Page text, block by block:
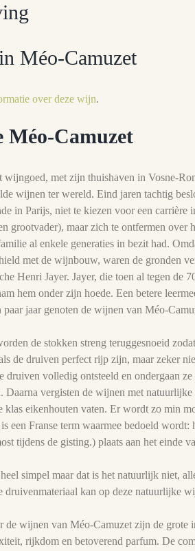
Méo-Camuzet
over deze wijn.
Méo-Camuzet
met zijn thuishaven in Vosne-
wijnen ter wereld. Eind jaren tachtig
in Parijs, niet te kiezen voor een
grootvader), maar zich te ontfermen over
al enkele generaties in bezit had.
met de wijnbouw, waren de gronden
Henri Jayer. Jayer, die toen al tegen de
hem onder zijn hoede. Een betere
jaar genoten de wijnen van Méo-
de stokken streng teruggesnoeid
de druiven perfect rijp zijn, maar zeker
druiven volledig ontsteeld en ondergaan
Daarna vergisten de wijnen met
klas eikenhouten vaten. Er wordt zo min
een Franse term waarmee bedoeld wordt:
tijdens de gisting.) plaats aan het einde
simpel maar dat is het natuurlijk niet,
druivenmateriaal kan op deze natuurlijke
de wijnen van Méo-Camuzet zijn de grote
rijkdom en betoverend parfum. De